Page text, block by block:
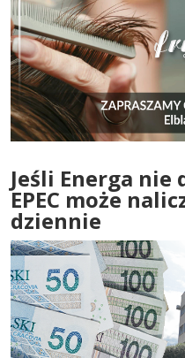
Jeśli Energa
EPEC może
dziennie